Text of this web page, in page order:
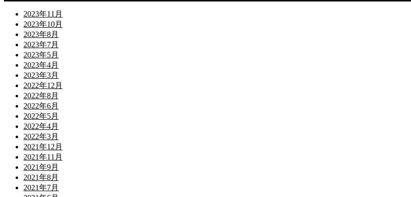
2023年11月
2023年10月
2023年8月
2023年7月
2023年5月
2023年4月
2023年3月
2022年12月
2022年8月
2022年6月
2022年5月
2022年4月
2022年3月
2021年12月
2021年11月
2021年9月
2021年8月
2021年7月